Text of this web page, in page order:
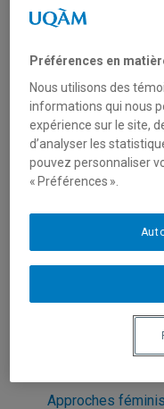
Téléphone: (514)
:
Domaines
Approches
Préférences en
Nous utilisons des
informations qui nous
expérience sur le site,
d’analyser les
pouvez personnaliser
« Préférences ».